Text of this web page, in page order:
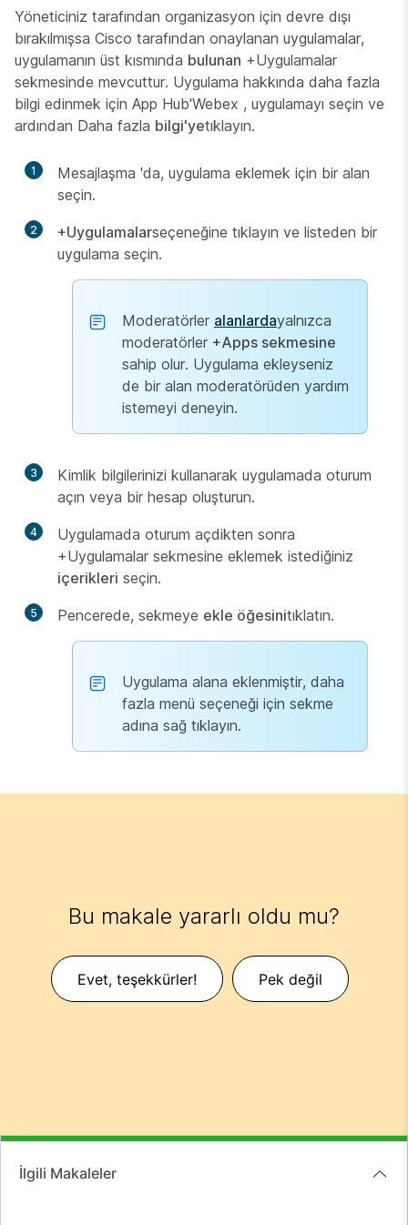
Yöneticiniz tarafından organizasyon için devre dışı
bırakılmışsa Cisco tarafından onaylanan uygulamalar,
uygulamanın üst kısmında bulunan +Uygulamalar
sekmesinde mevcuttur. Uygulama hakkında daha fazla
bilgi edinmek için App Hub'Webex , uygulamayı seçin ve
ardından Daha fazla bilgi'yetıklayın.
1 Mesajlaşma 'da, uygulama eklemek için bir alan
seçin.
2 +Uygulamalarseçeneğine tıklayın ve listeden bir
uygulama seçin.
Moderatörler alanlardayalnızca
moderatörler +Apps sekmesine
sahip olur. Uygulama ekleyseniz
de bir alan moderatörüden yardım
istemeyi deneyin.
3
Kimlik bilgilerinizi kullanarak uygulamada oturum
açın veya bir hesap oluşturun.
4
Uygulamada oturum açdikten sonra
+Uygulamalar sekmesine eklemek istediğiniz
içerikleri seçin.
5 Pencerede, sekmeye ekle öğesinitıklatın.
Uygulama alana eklenmiştir, daha
fazla menü seçeneği için sekme
adına sağ tıklayın.
Bu makale yararlı oldu mu?
Evet, teşekkürler! Pek değil
İlgili Makaleler